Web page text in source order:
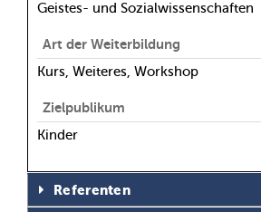
Geistes- und Sozialwissenschaften
Art der Weiterbildung
Kurs, Weiteres, Workshop
Zielpublikum
Kinder
Referenten